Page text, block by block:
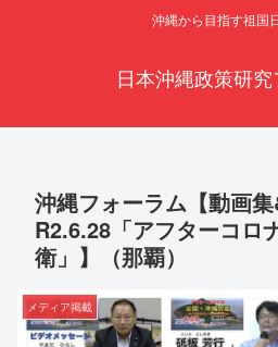
沖縄から目指す祖国
日本沖縄政策研
沖縄フォーラム【動画集
R2.6.28「アフターコロ
衛」】（那覇）
メディア掲載